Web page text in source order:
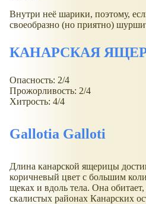
Внутри неё шарики, поэтому,
своеобразно (но приятно)
КАНАРСКАЯ
Опасность: 2/4
Прожорливость: 2/4
Хитрость: 4/4
Gallotia Galloti
Длина канарской ящерицы
коричневый цвет с большим
щеках и вдоль тела. Она
скалистых районах Канарских